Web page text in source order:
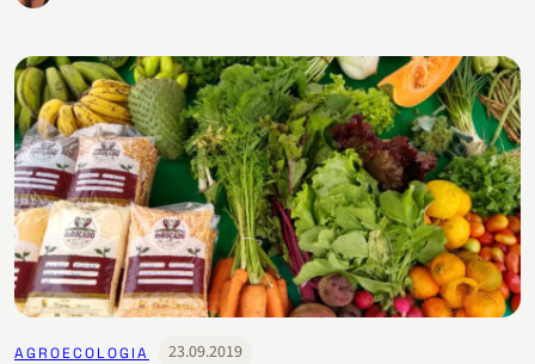
AGROECOLOGIA 23.09.2019